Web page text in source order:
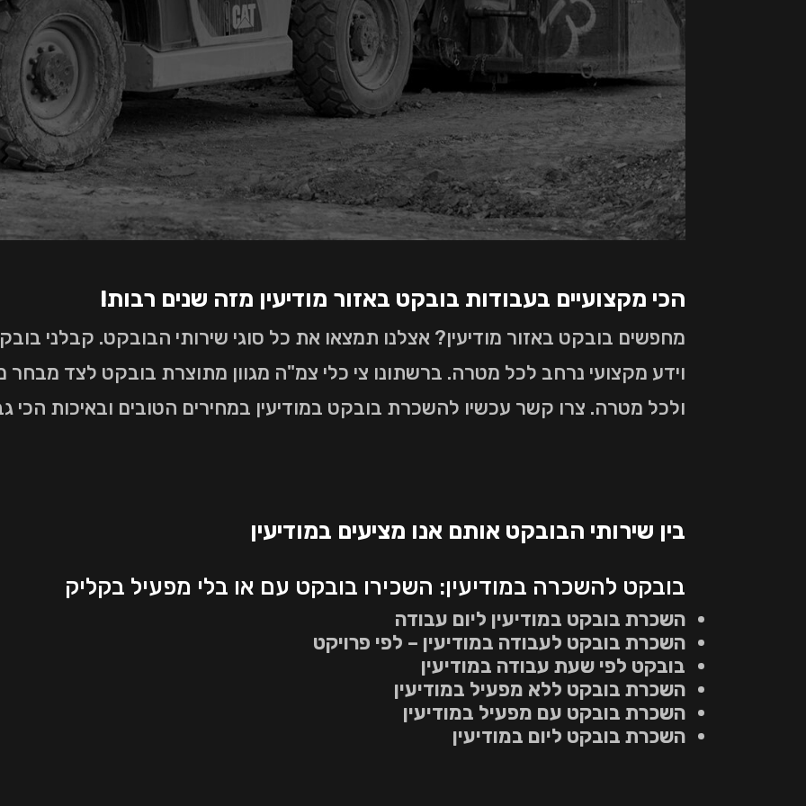
הכי מקצועיים בעבודות בובקט באזור מודיעין מזה שנים רבות!
מחפשים בובקט באזור מודיעין? אצלנו תמצאו את כל סוגי שירותי הבובקט. קבלני
וידע מקצועי נרחב לכל מטרה. ברשתונו צי כלי צמ"ה מגוון מתוצרת בובקט לצד מבחר
ולכל מטרה. צרו קשר עכשיו להשכרת בובקט במודיעין במחירים הטובים ובאיכות הכי
בין שירותי הבובקט אותם אנו מציעים במודיעין
בובקט להשכרה במודיעין: השכירו בובקט עם או בלי מפעיל בקליק
השכרת בובקט במודיעין ליום עבודה
השכרת בובקט לעבודה במודיעין – לפי פרויקט
בובקט לפי שעת עבודה במודיעין
השכרת בובקט ללא מפעיל במודיעין
השכרת בובקט עם מפעיל במודיעין
השכרת בובקט ליום במודיעין